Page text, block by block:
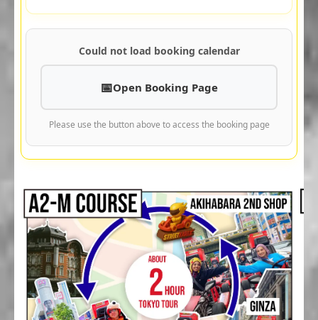
Could not load booking calendar
Open Booking Page
Please use the button above to access the booking page